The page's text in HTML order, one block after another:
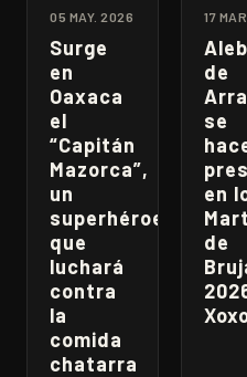
05 MAY. 2026
Surge
en
Oaxaca
el
“Capitán
Mazorca”,
un
superhéroe
que
luchará
contra
la
comida
chatarra
17
de
se
en
de